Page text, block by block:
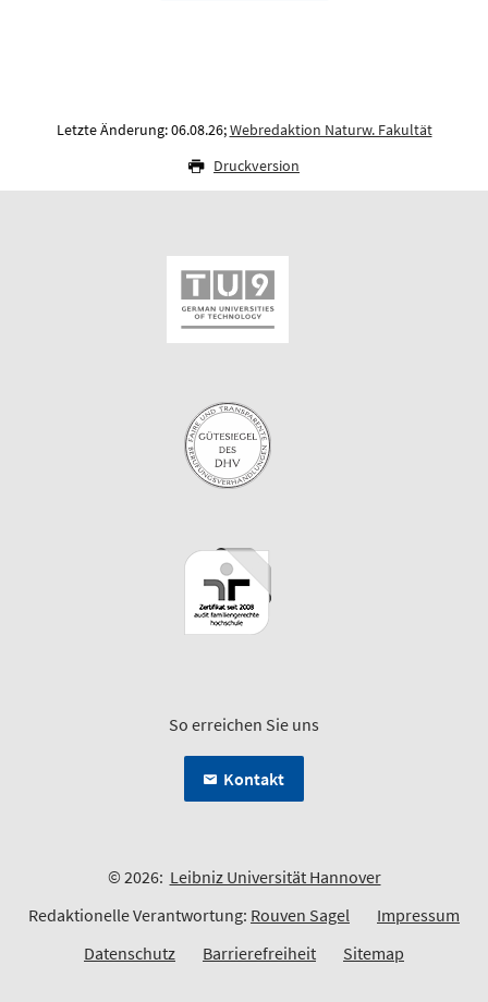
Letzte Änderung: 06.08.26;Webredaktion Naturw. Fakultät
Druckversion
So erreichen Sie uns
Kontakt
© 2026: Leibniz Universität Hannover
Redaktionelle Verantwortung: Rouven Sagel
Impressum
Datenschutz
Barrierefreiheit Sitemap